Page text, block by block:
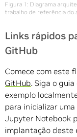
Figura 1: Diagrama
trabalho de referência do
Links rápidos
GitHub
Comece com este
GitHub. Siga o
exemplo
para inicializar
Jupyter Notebook
implantação deste